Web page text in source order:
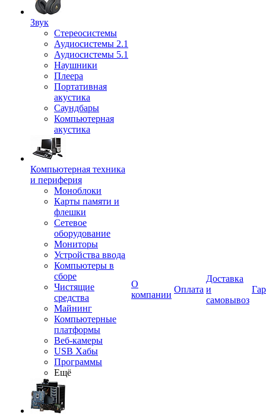
Звук
Стереосистемы
Аудиосистемы 2.1
Аудиосистемы 5.1
Наушники
Плеера
Портативная
акустика
Саундбары
Компьютерная
акустика
Компьютерная техника
и периферия
Моноблоки
Карты памяти и
флешки
Сетевое
оборудование
Мониторы
Устройства ввода
Компьютеры в
сборе
Чистящие
средства
Майнинг
Компьютерные
платформы
Веб-камеры
USB Хабы
Программы
Ещё
О
компании
Оплата
Доставка
и
самовывоз